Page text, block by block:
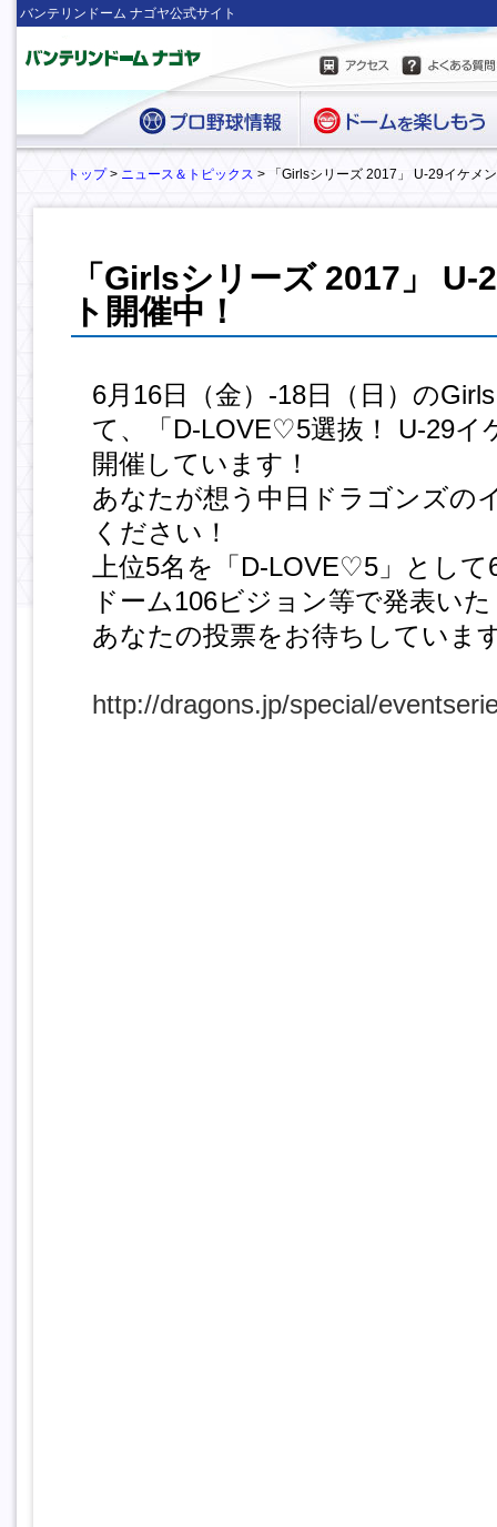
バンテリンドーム ナゴヤ公式サイト
トップ> ニュース＆トピックス > 「Girlsシリーズ 2017」 U-29イケメ
「Girlsシリーズ 2017」
ト開催中！
6月16日（金）-18日（日）の
て、「D-LOVE♡5選抜！ U-29イ
開催しています！
あなたが想う中日ドラゴンズの
ください！
上位5名を「D-LOVE♡5」とし
ドーム106ビジョン等で発表い
あなたの投票をお待ちしていま
http://dragons.jp/special/